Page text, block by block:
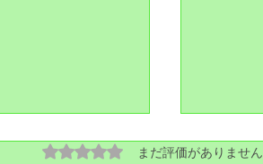
5つ星のうち0と評価されてい
まだ評価がありません